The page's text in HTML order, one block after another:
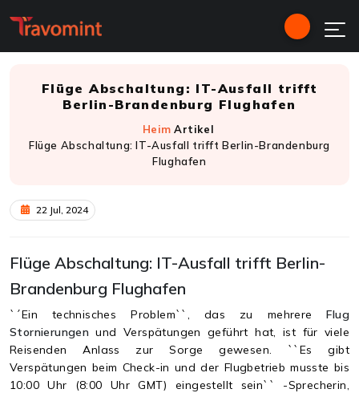
Flüge Abschaltung: IT-Ausfall trifft
Berlin-Brandenburg Flughafen
Heim Artikel
Flüge Abschaltung: IT-Ausfall trifft Berlin-Brandenburg
Flughafen
22 Jul, 2024
Flüge Abschaltung: IT-Ausfall trifft Berlin-
Brandenburg Flughafen
`´Ein technisches Problem``, das zu mehrereFlug
Stornierungen und Verspätungen geführt hat, ist für viele
Reisenden Anlass zur Sorge gewesen. ``Es gibt
Verspätungen beim Check-in und der Flugbetrieb musste bis
10:00 Uhr (8:00 Uhr GMT) eingestellt sein`` -Sprecherin,